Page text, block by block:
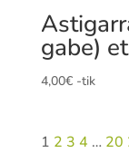
gabe)
4,00€-tik
1 2 3 4 … 20